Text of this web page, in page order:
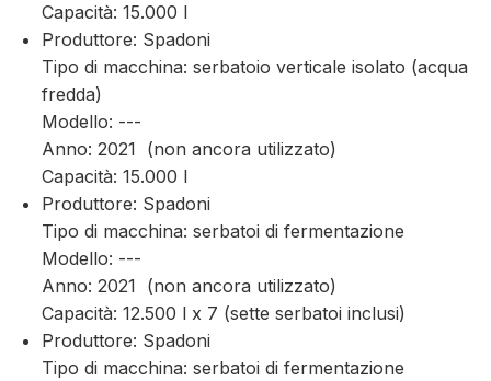
Capacità: 15.000 l
Produttore: Spadoni
Tipo di macchina: serbatoio verticale isolato (acqua
fredda)
Modello: ---
Anno: 2021 (non ancora utilizzato)
Capacità: 15.000 l
Produttore: Spadoni
Tipo di macchina: serbatoi di fermentazione
Modello: ---
Anno: 2021 (non ancora utilizzato)
Capacità: 12.500 l x 7 (sette serbatoi inclusi)
Produttore: Spadoni
Tipo di macchina: serbatoi di fermentazione